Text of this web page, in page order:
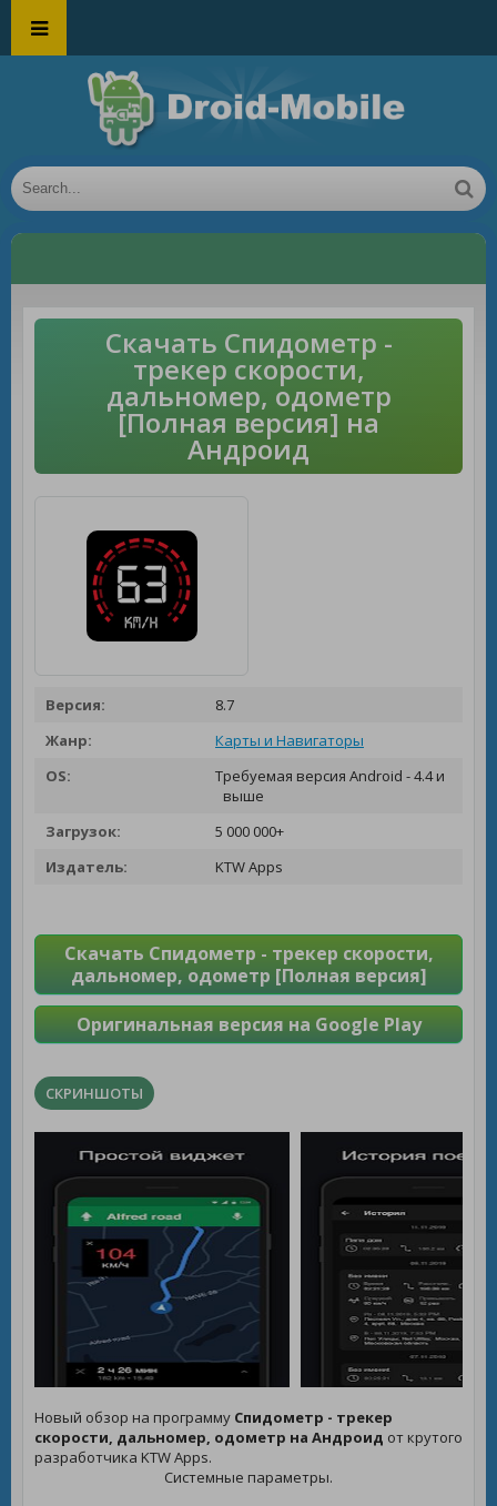
Скачать Спидометр -
трекер скорости,
дальномер, одометр
[Полная версия] на
Андроид
Версия:
8.7
Жанр:
Карты и Навигаторы
OS:
Требуемая версия Android - 4.4 и
выше
Загрузок:
5 000 000+
Издатель:
KTW Apps
Скачать Спидометр - трекер скорости,
дальномер, одометр [Полная версия]
Оригинальная версия на Google Play
СКРИНШОТЫ
Новый обзор на программу Спидометр - трекер
скорости, дальномер, одометр на Андроид от крутого
разработчика KTW Apps.
Системные параметры.